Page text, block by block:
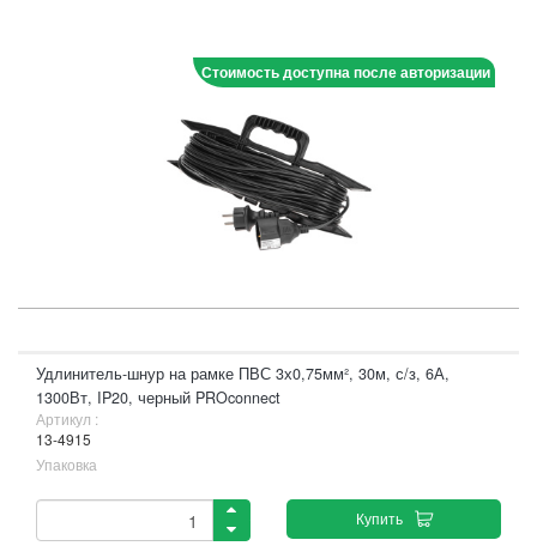
Стоимость доступна после авторизации
Удлинитель-шнур на рамке ПВС 3х0,75мм², 30м, с/з, 6А,
1300Вт, IP20, черный PROconnect
Артикул :
13-4915
Упаковка
Купить